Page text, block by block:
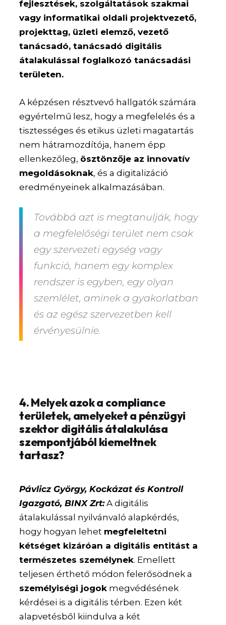
fejlesztések, szolgáltatások szakmai
vagy informatikai oldali projektvezető,
projekttag, üzleti elemző, vezető
tanácsadó, tanácsadó digitális
átalakulással foglalkozó tanácsadási
területen.
A képzésen résztvevő hallgatók számára
egyértelmű lesz, hogy a megfelelés és a
tisztességes és etikus üzleti magatartás
nem hátramozdítója, hanem épp
ellenkezőleg, ösztönzője az innovatív
megoldásoknak, és a digitalizáció
eredményeinek alkalmazásában.
Továbbá azt is megtanulják, hogy
a megfelelőségi terület nem csak
egy szervezeti egység vagy
funkció, hanem egy komplex
rendszeris egyben, egy olyan
szemlélet, aminek a gyakorlatban
és az egész szervezetben kell
érvényesülnie.
4. Melyek azok a compliance
területek, amelyeket a pénzügyi
szektor digitális átalakulása
szempontjából kiemeltnek
tartasz?
Pávlicz György, Kockázat és Kontroll
Igazgató, BINX Zrt:A digitális
átalakulással nyilvánvaló alapkérdés,
hogy hogyan lehet megfeleltetni
kétséget kizáróan a digitális entitást a
természetes személynek. Emellett
teljesen érthető módon felerősödnek a
személyiségi jogok megvédésének
kérdései is a digitális térben. Ezen két
alapvetésből kiindulva a két